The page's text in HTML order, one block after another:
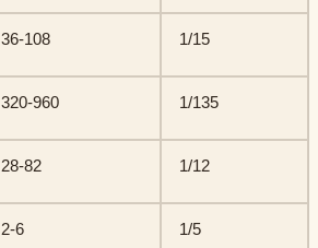
36-108 1/15
320-960 1/135
28-82 1/12
2-6 1/5